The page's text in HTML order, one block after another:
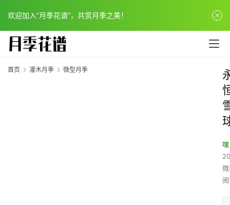
欢迎加入“月季花谱”，共赏月季之美！
首页 灌木月季 微型月季